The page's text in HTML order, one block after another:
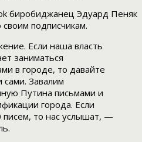
биробиджанец Эдуард Пеняк
подписчикам.
Если наша власть
заниматься
в городе, то давайте
Завалим
Путина письмами и
города. Если
то нас услышат, —